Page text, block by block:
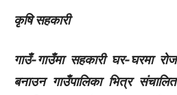
कृषि सहकारी
गाउँ-गाउँमा सहकारी घर-घरमा
बनाउन गाउँपालिका भित्र